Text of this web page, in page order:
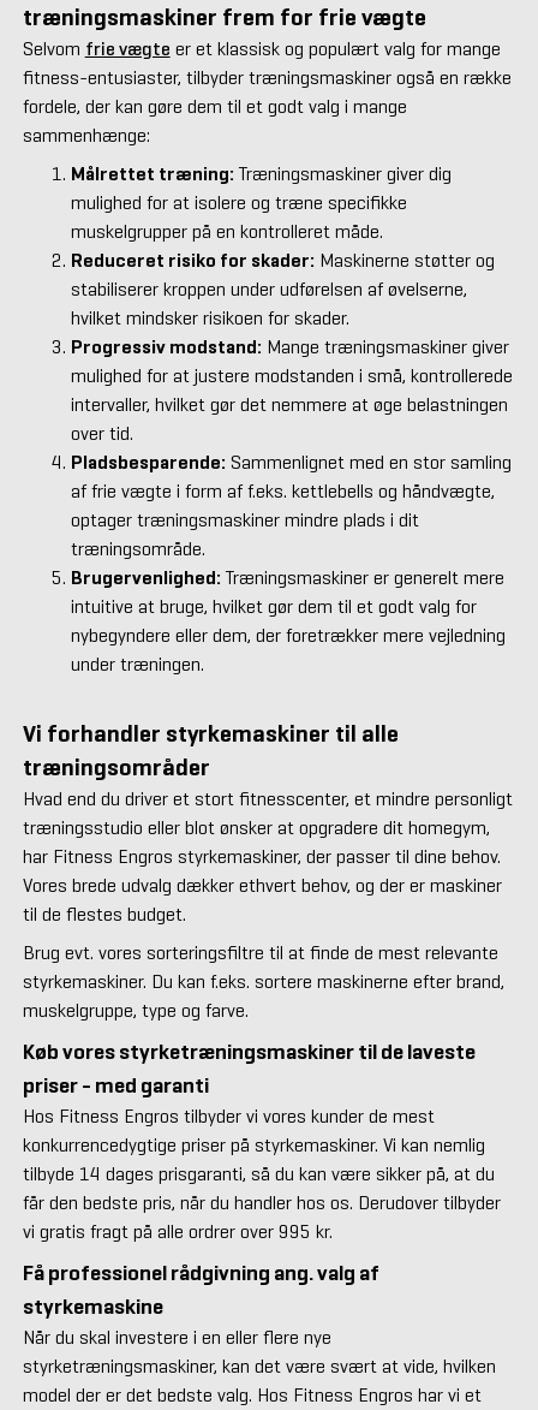
træningsmaskiner frem for frie vægte
Selvom frie vægte er et klassisk og populært valg for mange
fitness-entusiaster, tilbyder træningsmaskiner også en række
fordele, der kan gøre dem til et godt valg i mange
sammenhænge:
Målrettet træning: Træningsmaskiner giver dig
mulighed for at isolere og træne specifikke
muskelgrupper på en kontrolleret måde.
Reduceret risiko for skader: Maskinerne støtter og
stabiliserer kroppen under udførelsen af øvelserne,
hvilket mindsker risikoen for skader.
Progressiv modstand: Mange træningsmaskiner giver
mulighed for at justere modstanden i små, kontrollerede
intervaller, hvilket gør det nemmere at øge belastningen
over tid.
Pladsbesparende: Sammenlignet med en stor samling
af frie vægte i form af f.eks. kettlebells og håndvægte,
optager træningsmaskiner mindre plads i dit
træningsområde.
Brugervenlighed: Træningsmaskiner er generelt mere
intuitive at bruge, hvilket gør dem til et godt valg for
nybegyndere eller dem, der foretrækker mere vejledning
under træningen.
Vi forhandler styrkemaskiner til alle
træningsområder
Hvad end du driver et stort fitnesscenter, et mindre personligt
træningsstudio eller blot ønsker at opgradere dit homegym,
har Fitness Engros styrkemaskiner, der passer til dine behov.
Vores brede udvalg dækker ethvert behov, og der er maskiner
til de flestes budget.
Brug evt. vores sorteringsfiltre til at finde de mest relevante
styrkemaskiner. Du kan f.eks. sortere maskinerne efter brand,
muskelgruppe, type og farve.
Køb vores styrketræningsmaskiner til de laveste
priser - med garanti
Hos Fitness Engros tilbyder vi vores kunder de mest
konkurrencedygtige priser på styrkemaskiner. Vi kan nemlig
tilbyde 14 dages prisgaranti, så du kan være sikker på, at du
får den bedste pris, når du handler hos os. Derudover tilbyder
vi gratis fragt på alle ordrer over 995 kr.
Få professionel rådgivning ang. valg af
styrkemaskine
Når du skal investere i en eller flere nye
styrketræningsmaskiner, kan det være svært at vide, hvilken
model der er det bedste valg. Hos Fitness Engros har vi et